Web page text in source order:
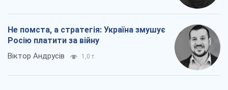
Не помста, а стратегія: Україна змушує
Росію платити за війну
Віктор Андрусів 1,0 т.